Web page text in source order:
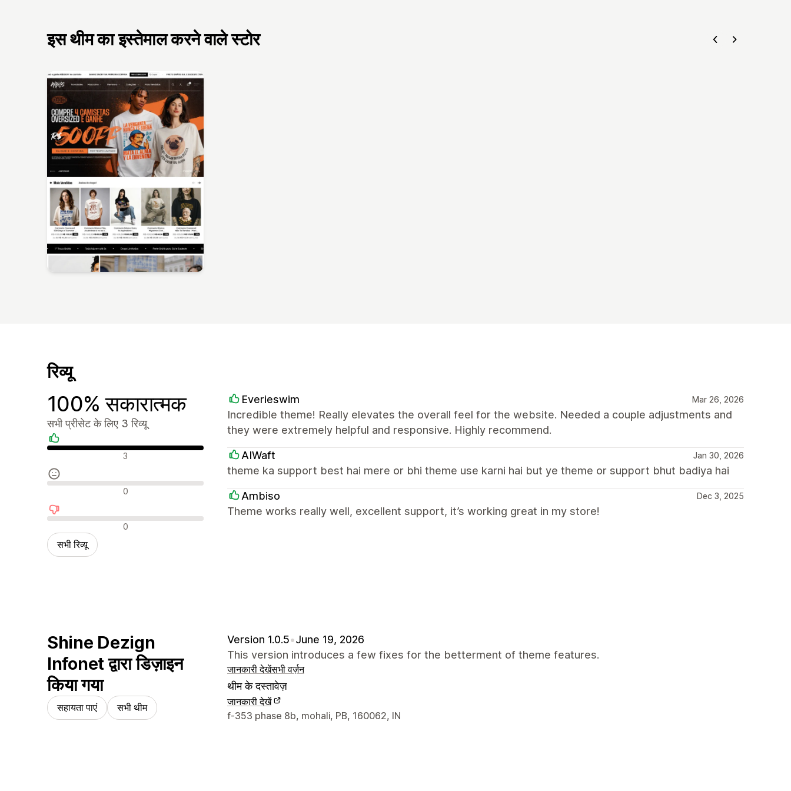
इस थीम का इस्तेमाल करने वाले स्टोर
रिव्यू
100% सकारात्मक
सभी प्रीसेट के लिए 3 रिव्यू
सकारात्मक रिव्यू 3
न्यूट्रल रिव्यू 0
नकारात्मक रिव्यू 0
सभी रिव्यू
Everieswim Mar 26, 2026
Incredible theme! Really elevates the overall feel for the website. Needed a couple adjustments and
they were extremely helpful and responsive. Highly recommend.
AIWaft Jan 30, 2026
theme ka support best hai mere or bhi theme use karni hai but ye theme or support bhut badiya hai
Ambiso Dec 3, 2025
Theme works really well, excellent support, it’s working great in my store!
Shine Dezign
Infonet द्वारा डिज़ाइन
किया गया
सहायता पाएं सभी थीम
Version 1.0.5•June 19, 2026
This version introduces a few fixes for the betterment of theme features.
जानकारी देखेंसभी वर्ज़न
थीम के दस्तावेज़
जानकारी देखें
डिज़ाइनर के संपर्क की जानकारी
f-353 phase 8b, mohali, PB, 160062, IN